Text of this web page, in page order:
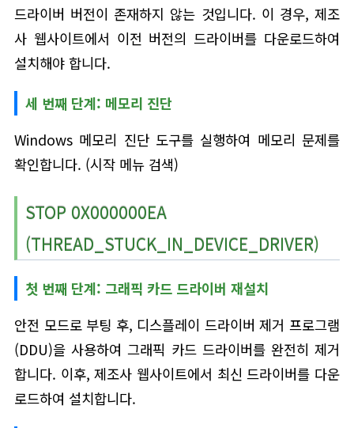
드라이버 버전이 존재하지 않는 것입니다. 이 경우, 제조
사 웹사이트에서 이전 버전의 드라이버를 다운로드하여
설치해야 합니다.
세 번째 단계: 메모리 진단
Windows 메모리 진단 도구를 실행하여 메모리 문제를
확인합니다. (시작 메뉴 검색)
STOP 0X000000EA
(THREAD_STUCK_IN_DEVICE_DRIVER)
첫 번째 단계: 그래픽 카드 드라이버 재설치
안전 모드로 부팅 후, 디스플레이 드라이버 제거 프로그램
(DDU)을 사용하여 그래픽 카드 드라이버를 완전히 제거
합니다. 이후, 제조사 웹사이트에서 최신 드라이버를 다운
로드하여 설치합니다.